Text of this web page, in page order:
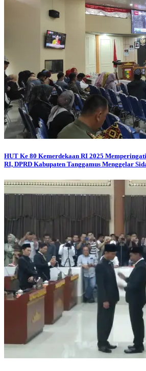
HUT Ke 80 Kemerdekaan RI 2025
RI, DPRD Kabupaten Tanggamus Menggelar